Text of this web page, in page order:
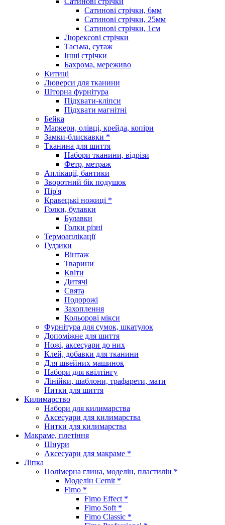
Сатинові стрічки, 6мм
Сатинові стрічки, 25мм
Сатинові стрічки, 1см
Люрексові стрічки
Тасьма, сутаж
Інші стрічки
Бахрома, мереживо
Китиці
Люверси для тканини
Шторна фурнітура
Підхвати-кліпси
Підхвати магнітні
Бейка
Маркери, олівці, крейда, копіри
Замки-блискавки *
Тканина для шиття
Набори тканини, відрізи
Фетр, метраж
Аплікації, бантики
Зворотний бік подушок
Пір'я
Кравецькі ножиці *
Голки, булавки
Булавки
Голки різні
Термоаплікації
Гудзики
Вінтаж
Тварини
Квіти
Дитячі
Свята
Подорожі
Захоплення
Кольорові мікси
Фурнітура для сумок, шкатулок
Допоміжне для шиття
Ножі, аксесуари до них
Клей, добавки для тканини
Для швейних машинок
Набори для квілтінгу
Лінійки, шаблони, трафарети, мати
Нитки для шиття
Килимарство
Набори для килимарства
Аксесуари для килимарства
Нитки для килимарства
Макраме, плетіння
Шнури
Аксесуари для макраме *
Ліпка
Полімерна глина, моделін, пластилін *
Моделін Cernit *
Fimo *
Fimo Effect *
Fimo Soft *
Fimo Classic *